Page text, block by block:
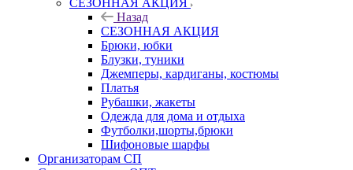
СЕЗОННАЯ АКЦИЯ
Назад
СЕЗОННАЯ АКЦИЯ
Брюки, юбки
Блузки, туники
Джемперы, кардиганы, костюмы
Платья
Рубашки, жакеты
Одежда для дома и отдыха
Футболки,шорты,брюки
Шифоновые шарфы
Организаторам СП